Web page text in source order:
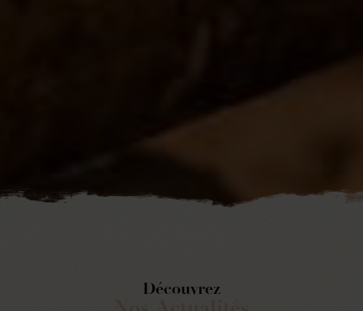
Découvrez